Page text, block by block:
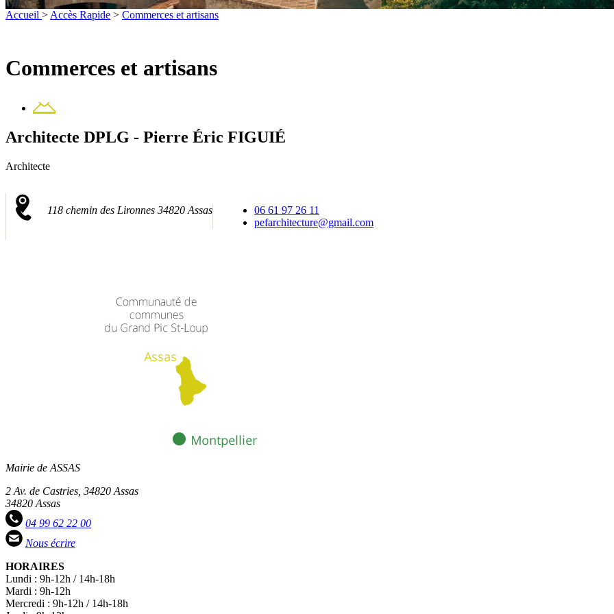
Accueil > Accès Rapide > Commerces et artisans
Commerces et artisans
Contact
Architecte DPLG - Pierre Éric FIGUIÉ
Architecte
118 chemin des Lironnes 34820 Assas
06 61 97 26 11
pefarchitecture@gmail.com
Mairie de ASSAS
2 Av. de Castries, 34820 Assas
34820 Assas
04 99 62 22 00
Nous écrire
HORAIRES
Lundi : 9h-12h / 14h-18h
Mardi : 9h-12h
Mercredi : 9h-12h / 14h-18h